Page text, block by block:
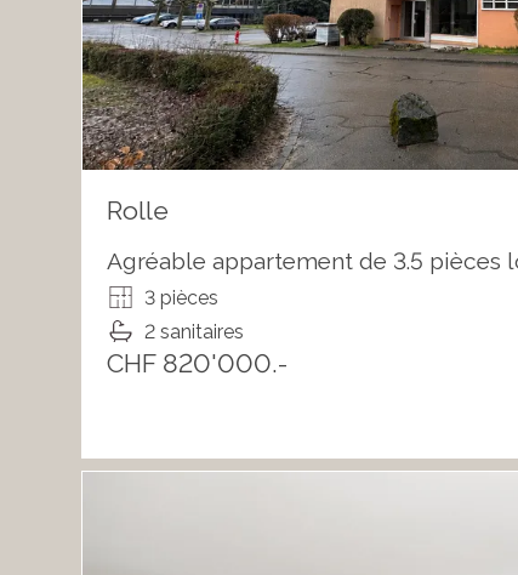
Rolle
Agréable appartement de 3.5 pièces
3 pièces
2 sanitaires
CHF 820'000.-